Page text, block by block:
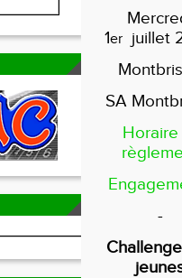
1er juillet
SA
-